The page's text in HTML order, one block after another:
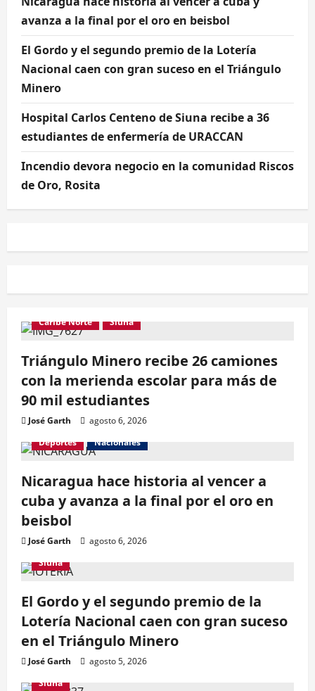
avanza a la final por el oro en beisbol
El Gordo y el segundo premio de la Lotería
Nacional caen con gran suceso en el Triángulo
Minero
Hospital Carlos Centeno de Siuna recibe a 36
estudiantes de enfermería de URACCAN
Incendio devora negocio en la comunidad Riscos
de Oro, Rosita
Caribe Norte Siuna
Triángulo Minero recibe 26 camiones
con la merienda escolar para más de
90 mil estudiantes
José Garth
agosto 6, 2026
Deportes
Nacionales
Nicaragua hace historia al vencer a
cuba y avanza a la final por el oro en
beisbol
José Garth
agosto 6, 2026
Siuna
El Gordo y el segundo premio de la
Lotería Nacional caen con gran suceso
en el Triángulo Minero
José Garth
agosto 5, 2026
Siuna